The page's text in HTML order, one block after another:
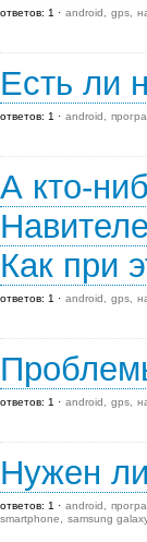
ответов: 1 android gps
Есть ли
ответов: 1 android
А кто-
Как при
ответов: 1 android gps
ответов: 1 android gps
Нужен
ответов: 1 android
smartphone
samsung